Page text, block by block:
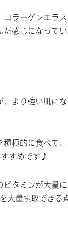
ラーゲンエラ
感じになって
より強い肌に
極的に食べて
すめです♪
タミンが大量
大量摂取できる